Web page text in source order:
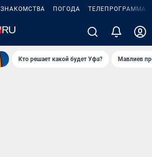
ЗНАКОМСТВА ПОГОДА ТЕЛЕПРОГРАММА
Кто решает какой будет Уфа? Мавлиев